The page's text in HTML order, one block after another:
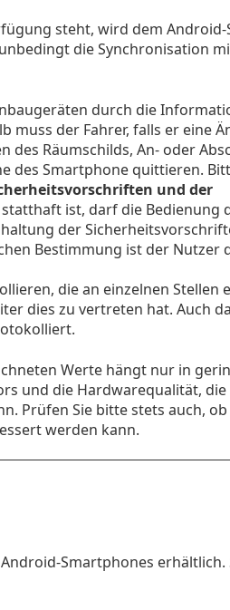
steht, wird dem Android-
die Synchronisation
durch die
muss der Fahrer, falls er eine
des Räumschilds, An- oder
des Smartphone quittieren.
und der
statthaft ist, darf die Bedienung
der
Bestimmung ist der Nutzer
die an einzelnen
dies zu vertreten hat. Auch
Werte hängt nur in
und die Hardwarequalität,
Prüfen Sie bitte stets auch,
werden kann.
Smartphones